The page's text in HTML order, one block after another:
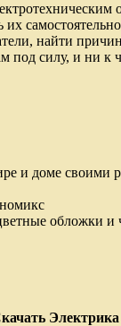
их
найти
под силу, и ни к
и доме своими
обложки и